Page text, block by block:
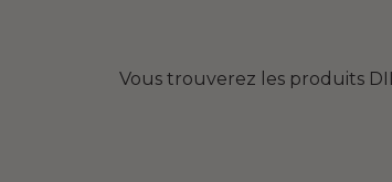
Vous trouverez les produits